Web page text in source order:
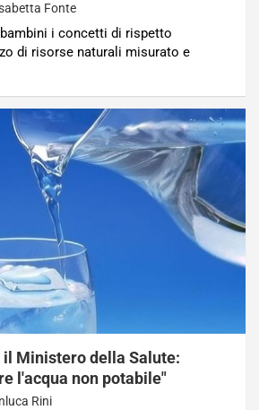
Fonte
i concetti di rispetto
di risorse naturali misurato e
Ministero della Salute:
l'acqua non potabile"
Rini